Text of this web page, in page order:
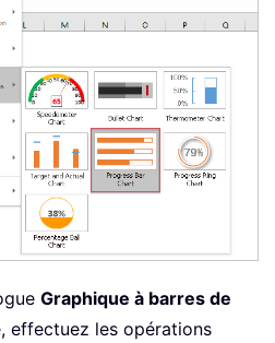
Graphique à barres de
effectuez les opérations